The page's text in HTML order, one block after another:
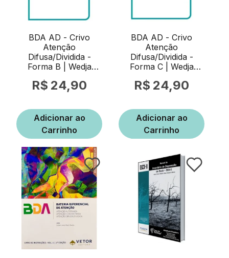
BDA AD - Crivo
Atenção
Difusa/Dividida -
Forma B | Wedja
24,90
Adicionar ao
Carrinho
BDA AD - Crivo
Atenção
Difusa/Dividida -
Forma C | Wedja
24,90
Adicionar ao
Carrinho